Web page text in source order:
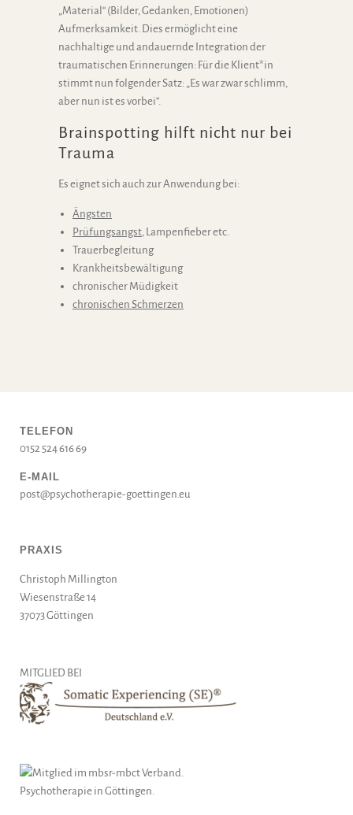
„Material“ (Bilder, Gedanken, Emotionen)
Aufmerksamkeit. Dies ermöglicht eine
nachhaltige und andauernde Integration der
traumatischen Erinnerungen: Für die Klient*in
stimmt nun folgender Satz: „Es war zwar schlimm,
aber nun ist es vorbei“.
Brainspotting hilft nicht nur bei
Trauma
Es eignet sich auch zur Anwendung bei:
Ängsten
Prüfungsangst, Lampenfieber etc.
Trauerbegleitung
Krankheitsbewältigung
chronischer Müdigkeit
chronischen Schmerzen
TELEFON
0152 524 616 69
E-MAIL
post@psychotherapie-goettingen.eu
PRAXIS
Christoph Millington
Wiesenstraße 14
37073 Göttingen
MITGLIED BEI